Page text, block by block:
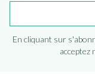
En cliquant sur
acceptez